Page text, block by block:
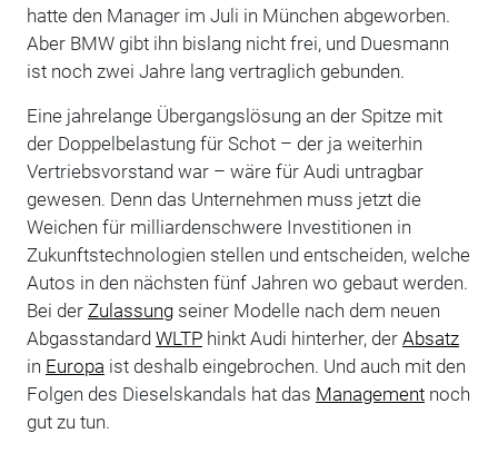
hatte den Manager im Juli in München abgeworben.
Aber BMW gibt ihn bislang nicht frei, und Duesmann
ist noch zwei Jahre lang vertraglich gebunden.
Eine jahrelange Übergangslösung an der Spitze mit
der Doppelbelastung für Schot – der ja weiterhin
Vertriebsvorstand war – wäre für Audi untragbar
gewesen. Denn das Unternehmen muss jetzt die
Weichen für milliardenschwere Investitionen in
Zukunftstechnologien stellen und entscheiden, welche
Autos in den nächsten fünf Jahren wo gebaut werden.
Bei der Zulassungseiner Modelle nach dem neuen
Abgasstandard WLTPhinkt Audi hinterher, der Absatz
in Europa ist deshalb eingebrochen. Und auch mit den
Folgen des Dieselskandals hat das Managementnoch
gut zu tun.